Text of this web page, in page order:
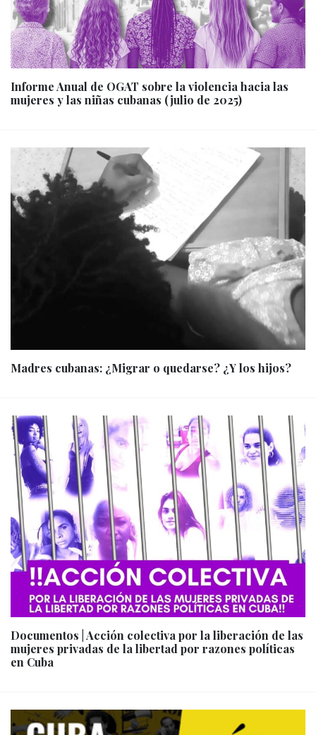
Informe Anual de OGAT sobre la violencia hacia las
mujeres y las niñas cubanas (julio de 2025)
Madres cubanas: ¿Migrar o quedarse? ¿Y los hijos?
Documentos | Acción colectiva por la liberación de las
mujeres privadas de la libertad por razones políticas
en Cuba